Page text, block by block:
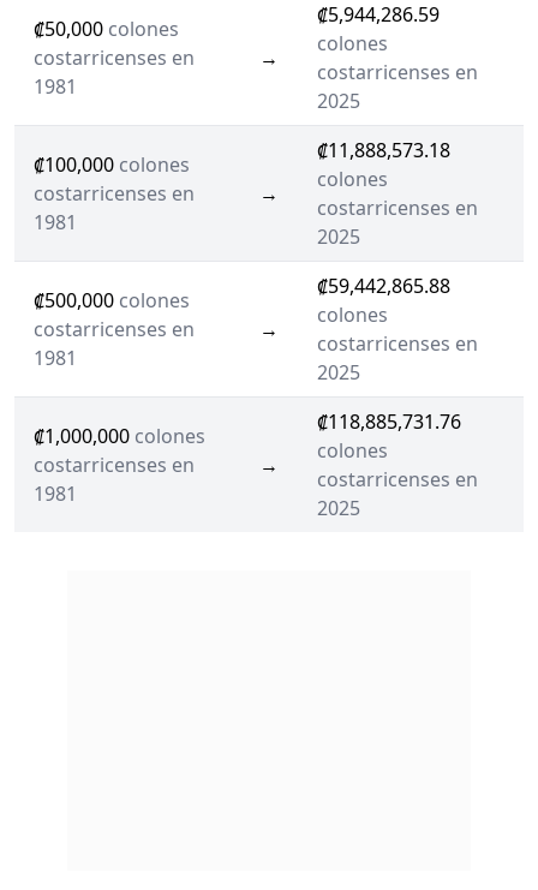
₡50,000 colones
costarricenses en
1981
→
₡5,944,286.59
colones
costarricenses en
2025
₡100,000 colones
costarricenses en
1981
→
₡11,888,573.18
colones
costarricenses en
2025
₡500,000 colones
costarricenses en
1981
→
₡59,442,865.88
colones
costarricenses en
2025
₡1,000,000 colones
costarricenses en
1981
→
₡118,885,731.76
colones
costarricenses en
2025